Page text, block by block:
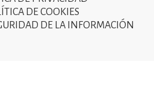
DE COOKIES
DE LA INFORMACIÓN